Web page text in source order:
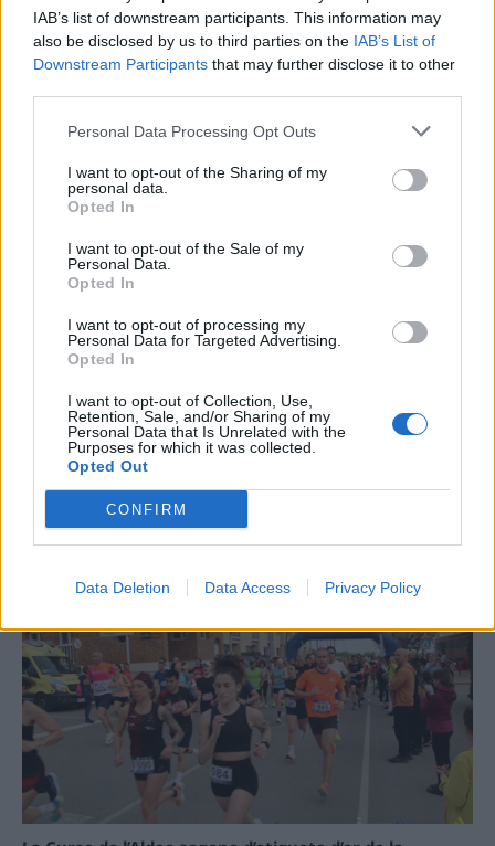
IAB’s list of downstream participants. This information may
also be disclosed by us to third parties on the IAB’s List of
Downstream Participants that may further disclose it to other
Personal Data Processing Opt Outs
I want to opt-out of the Sharing of my
personal data.
Opted In
I want to opt-out of the Sale of my
Personal Data.
Opted In
I want to opt-out of processing my
Personal Data for Targeted Advertising.
Opted In
I want to opt-out of Collection, Use,
Retention, Sale, and/or Sharing of my
Personal Data that Is Unrelated with the
Purposes for which it was collected.
Opted Out
CONFIRM
Data Deletion Data Access Privacy Policy
7 d'agost de 2026
Amposta recupera les Cases del Castell
gastronomia
40 peces a concurs
“L’eclipsi serà una oportunitat també
per a gaudir de les Festes Majors
31 de juliol de 2026
Carrega més